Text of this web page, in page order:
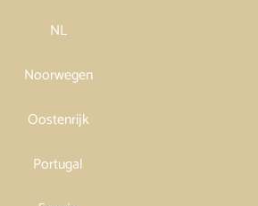
NL
Noorwegen
Oostenrijk
Portugal